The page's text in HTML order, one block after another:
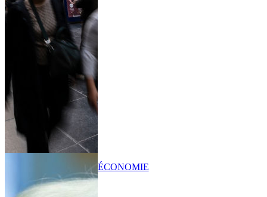
ÉCONOMIE